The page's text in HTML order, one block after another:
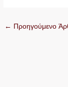
← Προηγούμενο